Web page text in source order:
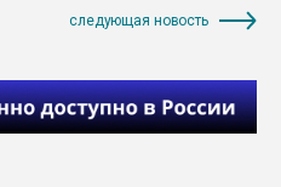
следующая новость